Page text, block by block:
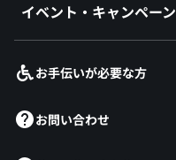
イベント・キャンペーン
お手伝いが必要な方
お問い合わせ